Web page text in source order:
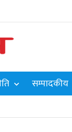
सम्पादकीय